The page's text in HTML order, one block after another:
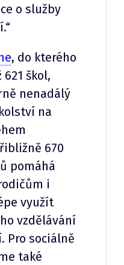
o služby
, do kterého
škol,
nenadálý
na
670
pomáhá
i
využít
vzdělávání
Pro sociálně
také